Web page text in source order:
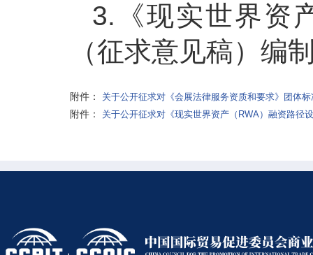
3.《现实世界资
（征求意见稿）编
附件： 关于公开征求对《会展法律服务资质和要求》团体
附件： 关于公开征求对《现实世界资产（RWA）融资路径